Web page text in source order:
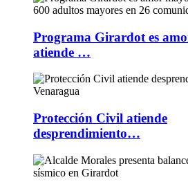
Programa Girardot es
atiende …
Protección Civil atiende
desprendimiento…